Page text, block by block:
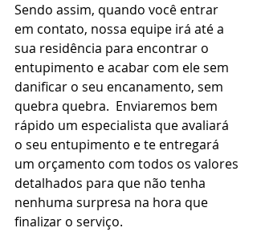
Sendo assim, quando você entrar
em contato, nossa equipe irá até a
sua residência para encontrar o
entupimento e acabar com ele sem
danificar o seu encanamento, sem
quebra quebra.  Enviaremos bem
rápido um especialista que avaliará
o seu entupimento e te entregará
um orçamento com todos os valores
detalhados para que não tenha
nenhuma surpresa na hora que
finalizar o serviço.